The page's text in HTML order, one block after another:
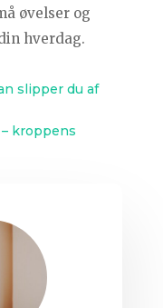
øvelser og
hverdag.
slipper du af
kroppens